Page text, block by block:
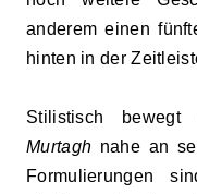
anderem einen
hinten in der
Stilistisch
Murtagh nahe an
Formulierungen